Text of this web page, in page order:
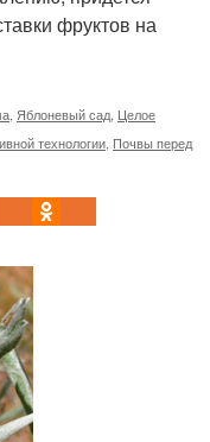
фруктов на
Яблоневый сад Целое
технологии Почвы перед